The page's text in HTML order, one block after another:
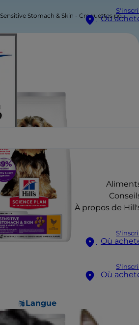
Où
À propos de
Où
Où
Langue
Sensitive Stomach & Skin - Croquettes pour Chien Adulte - Petite et très Petite Race